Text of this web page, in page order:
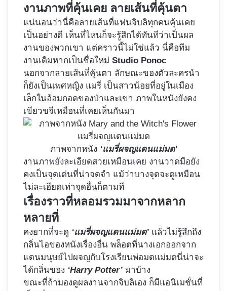
งานภาพที่คุ้นเคย ลายเส้นที่คุ้นตา
แน่นอนว่านี่คือลายเส้นที่แฟนจิบลิทุกคนคุ้นเคย
เป็นอย่างดี เห็นที่ไหนก็จะรู้สึกได้ทันทีว่าเป็นผล
งานของพวกเขา แต่คราวนี้ไม่ใช่แล้ว นี่คือทีม
งานเดิมหากเป็นชื่อใหม่ Studio Ponoc
นอกจากลายเส้นที่คุ้นตา ลักษณะของตัวละครนำ
ก็ยังเป็นเพศหญิง แมรี่ เป็นสาวน้อยที่อยู่ในเมือง
เล็กในอ้อมกอดของป่าและเขา ภาพในหนังยังคง
เขียวขจีเหมือนที่เคยเห็นกันมา
ภาพจากหนัง ‘แมรี่ผจญแดนแม่มด’
งานภาพยังละเอียดสวยเหมือนเคย งานวาดมือยัง
คงเป็นจุดเด่นที่น่าจดจำ แม้ว่าบางจุดจะดูเหมือน
ไม่ละเอียดเท่าจุดอื่นก็ตามที
เรื่องราวที่หลอมรวมมาจากหลาก
หลายที่
คงยากที่จะดู ‘แมรี่ผจญแดนแม่มด’ แล้วไม่รู้สึกถึง
กลิ่นไอของหนังเรื่องอื่น พล็อตที่นางเอกออกจาก
แดนมนุษย์ไปผจญกับโรงเรียนพ่อมดแม่มดนี่น่าจะ
ได้กลิ่นของ ‘Harry Potter’ มาบ้าง
ขณะที่ถ้ามองดูผลงานจากจิบลิเอง ก็มีแอนิเมชั่นที่